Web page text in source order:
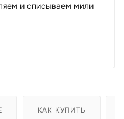
и списываем мили
КАК КУПИТЬ